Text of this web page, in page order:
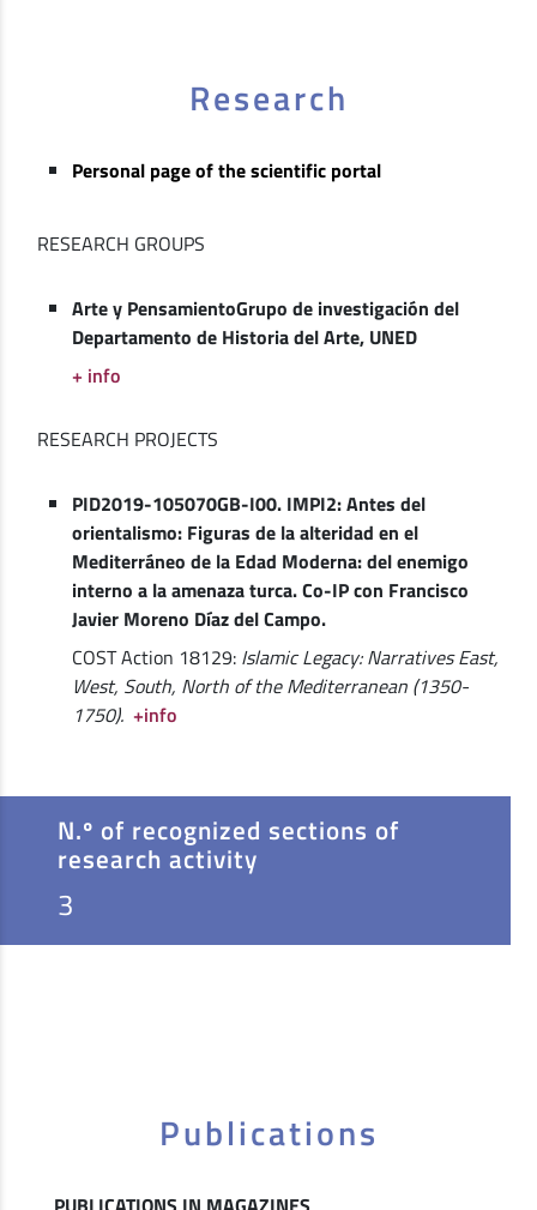
Research
Personal page of the scientific portal
RESEARCH GROUPS
Arte y PensamientoGrupo de investigación del
Departamento de Historia del Arte, UNED
+ info
RESEARCH PROJECTS
PID2019-105070GB-I00. IMPI2: Antes del
orientalismo: Figuras de la alteridad en el
Mediterráneo de la Edad Moderna: del enemigo
interno a la amenaza turca. Co-IP con Francisco
Javier Moreno Díaz del Campo.
COST Action 18129: Islamic Legacy: Narratives East,
West, South, North of the Mediterranean (1350-
1750). +info
N.º of recognized sections of
research activity
3
Publications